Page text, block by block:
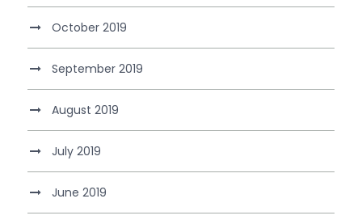
October 2019
September 2019
August 2019
July 2019
June 2019